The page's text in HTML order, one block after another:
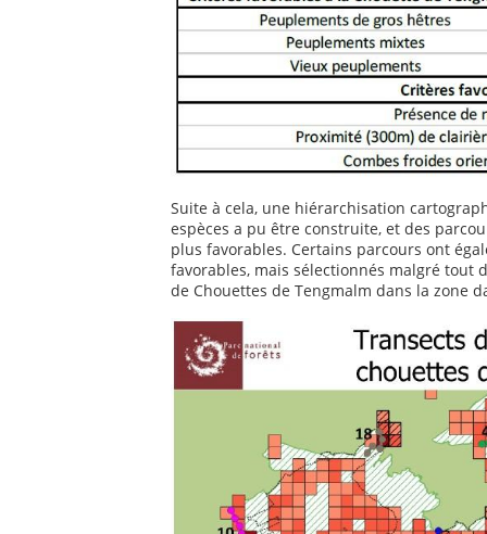
Suite à cela, une hiérarchisation
espèces a pu être construite, et des
plus favorables. Certains parcours ont
favorables, mais sélectionnés malgré
de Chouettes de Tengmalm dans la zone